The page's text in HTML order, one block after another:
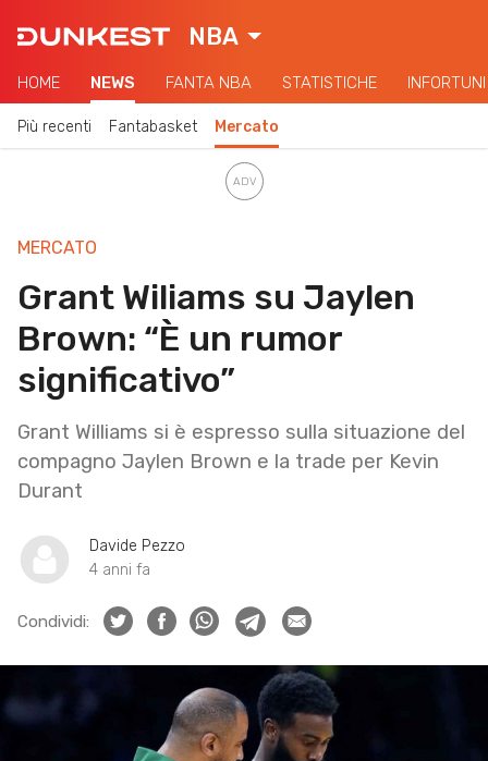
NBA
HOME NEWS FANTA NBA STATISTICHE INFORTUNI
Più recenti Fantabasket Mercato
MERCATO
Grant Wiliams su Jaylen
Brown: “È un rumor
significativo”
Grant Williams si è espresso sulla situazione del
compagno Jaylen Brown e la trade per Kevin
Durant
Davide Pezzo
4 anni fa
Condividi: